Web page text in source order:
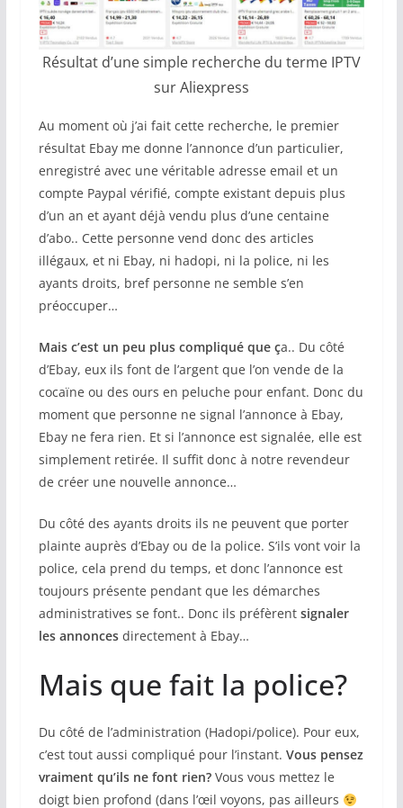
Résultat d’une simple recherche du terme IPTV
sur Aliexpress
Au moment où j’ai fait cette recherche, le premier
résultat Ebay me donne l’annonce d’un particulier,
enregistré avec une véritable adresse email et un
compte Paypal vérifié, compte existant depuis plus
d’un an et ayant déjà vendu plus d’une centaine
d’abo.. Cette personne vend donc des articles
illégaux, et ni Ebay, ni hadopi, ni la police, ni les
ayants droits, bref personne ne semble s’en
préoccuper…
Mais c’est un peu plus compliqué que ça.. Du côté
d’Ebay, eux ils font de l’argent que l’on vende de la
cocaïne ou des ours en peluche pour enfant. Donc du
moment que personne ne signal l’annonce à Ebay,
Ebay ne fera rien. Et si l’annonce est signalée, elle est
simplement retirée. Il suffit donc à notre revendeur
de créer une nouvelle annonce…
Du côté des ayants droits ils ne peuvent que porter
plainte auprès d’Ebay ou de la police. S’ils vont voir la
police, cela prend du temps, et donc l’annonce est
toujours présente pendant que les démarches
administratives se font.. Donc ils préfèrent signaler
les annonces directement à Ebay…
Mais que fait la police?
Du côté de l’administration (Hadopi/police). Pour eux,
c’est tout aussi compliqué pour l’instant. Vous pensez
vraiment qu’ils ne font rien?Vous vous mettez le
doigt bien profond (dans l’œil voyons, pas ailleurs